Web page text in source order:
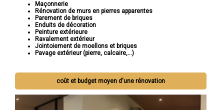
Maçonnerie
Rénovation de murs en pierres apparentes
Parement de briques
Enduits de décoration
Peinture extérieure
Ravalement extérieur
Jointoiement de moellons et briques
Pavage extérieur (pierre, calcaire,...)
coût et budget moyen d'une rénovation